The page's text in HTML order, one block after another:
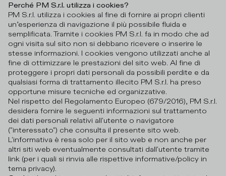
Perché PM S.r.l. utilizza i cookies?
PM S.r.l. utilizza i cookies al fine di fornire ai propri clienti
un’esperienza di navigazione il più possibile fluida e
semplificata. Tramite i cookies PM S.r.l. fa in modo che ad
ogni visita sul sito non si debbano ricevere o inserire le
stesse informazioni. I cookies vengono utilizzati anche al
fine di ottimizzare le prestazioni del sito web. Al fine di
proteggere i propri dati personali da possibili perdite e da
qualsiasi forma di trattamento illecito PM S.r.l. ha preso
opportune misure tecniche ed organizzative.
Nel rispetto del Regolamento Europeo (679/2016), PM S.r.l.
desidera fornire le seguenti informazioni sul trattamento
dei dati personali relativi all'utente o navigatore
("interessato") che consulta il presente sito web.
L'informativa è resa solo per il sito web e non anche per
altri siti web eventualmente consultati dall'utente tramite
link (per i quali si rinvia alle rispettive informative/policy in
tema privacy).